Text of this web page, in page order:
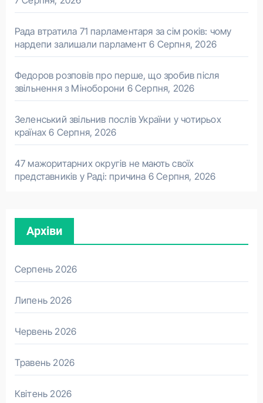
Рада втратила 71 парламентаря за сім років: чому
нардепи залишали парламент 6 Серпня, 2026
Федоров розповів про перше, що зробив після
звільнення з Міноборони 6 Серпня, 2026
Зеленський звільнив послів України у чотирьох
країнах 6 Серпня, 2026
47 мажоритарних округів не мають своїх
представників у Раді: причина 6 Серпня, 2026
Архіви
Серпень 2026
Липень 2026
Червень 2026
Травень 2026
Квітень 2026